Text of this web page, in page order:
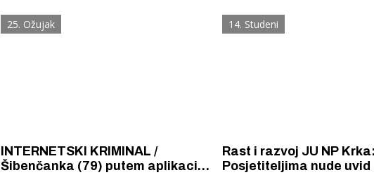
ukrali 989. eura.
obitelji pa lopovima
svaka po 1250 eura
25. Ožujak
INTERNETSKI KRIMINAL /
Šibenčanka (79) putem aplikacije
14. Studeni
Rast i razvoj JU NP Krka:
Posjetiteljima nude uvid